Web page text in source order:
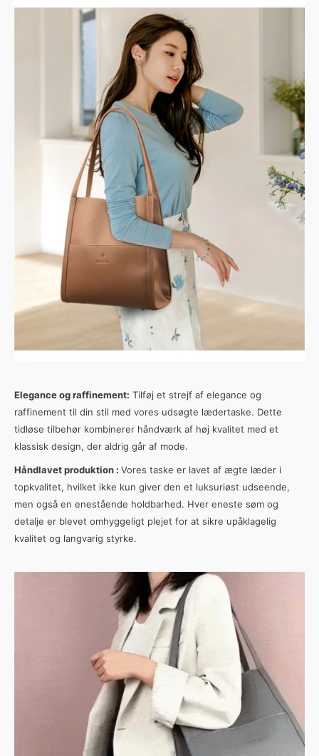
Elegance og raffinement: Tilføj et strejf af elegance og
raffinement til din stil med vores udsøgte lædertaske. Dette
tidløse tilbehør kombinerer håndværk af høj kvalitet med et
klassisk design, der aldrig går af mode.
Håndlavet produktion : Vores taske er lavet af ægte læder i
topkvalitet, hvilket ikke kun giver den et luksuriøst udseende,
men også en enestående holdbarhed. Hver eneste søm og
detalje er blevet omhyggeligt plejet for at sikre upåklagelig
kvalitet og langvarig styrke.